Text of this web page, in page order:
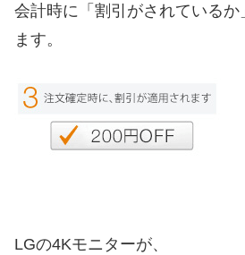
会計時に「割引がされているか
ます。
LGの4Kモニターが、